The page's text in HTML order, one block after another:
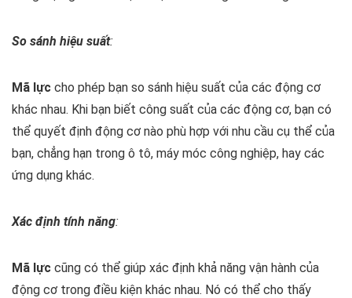
So sánh hiệu suất:
Mã lực cho phép bạn so sánh hiệu suất của các động cơ
khác nhau. Khi bạn biết công suất của các động cơ, bạn có
thể quyết định động cơ nào phù hợp với nhu cầu cụ thể của
bạn, chẳng hạn trong ô tô, máy móc công nghiệp, hay các
ứng dụng khác.
Xác định tính năng:
Mã lực cũng có thể giúp xác định khả năng vận hành của
động cơ trong điều kiện khác nhau. Nó có thể cho thấy